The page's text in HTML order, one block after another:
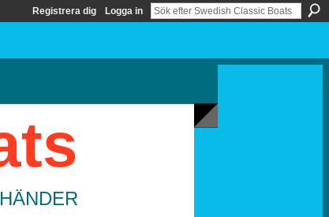
Registrera dig Logga in